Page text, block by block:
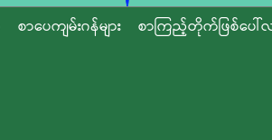
စာပေကျမ်းဂန်များ
စာကြည့်တိုက်ဖြစ်ပေါ်